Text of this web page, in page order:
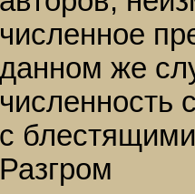
численное
данном же
численность
с
Разгром